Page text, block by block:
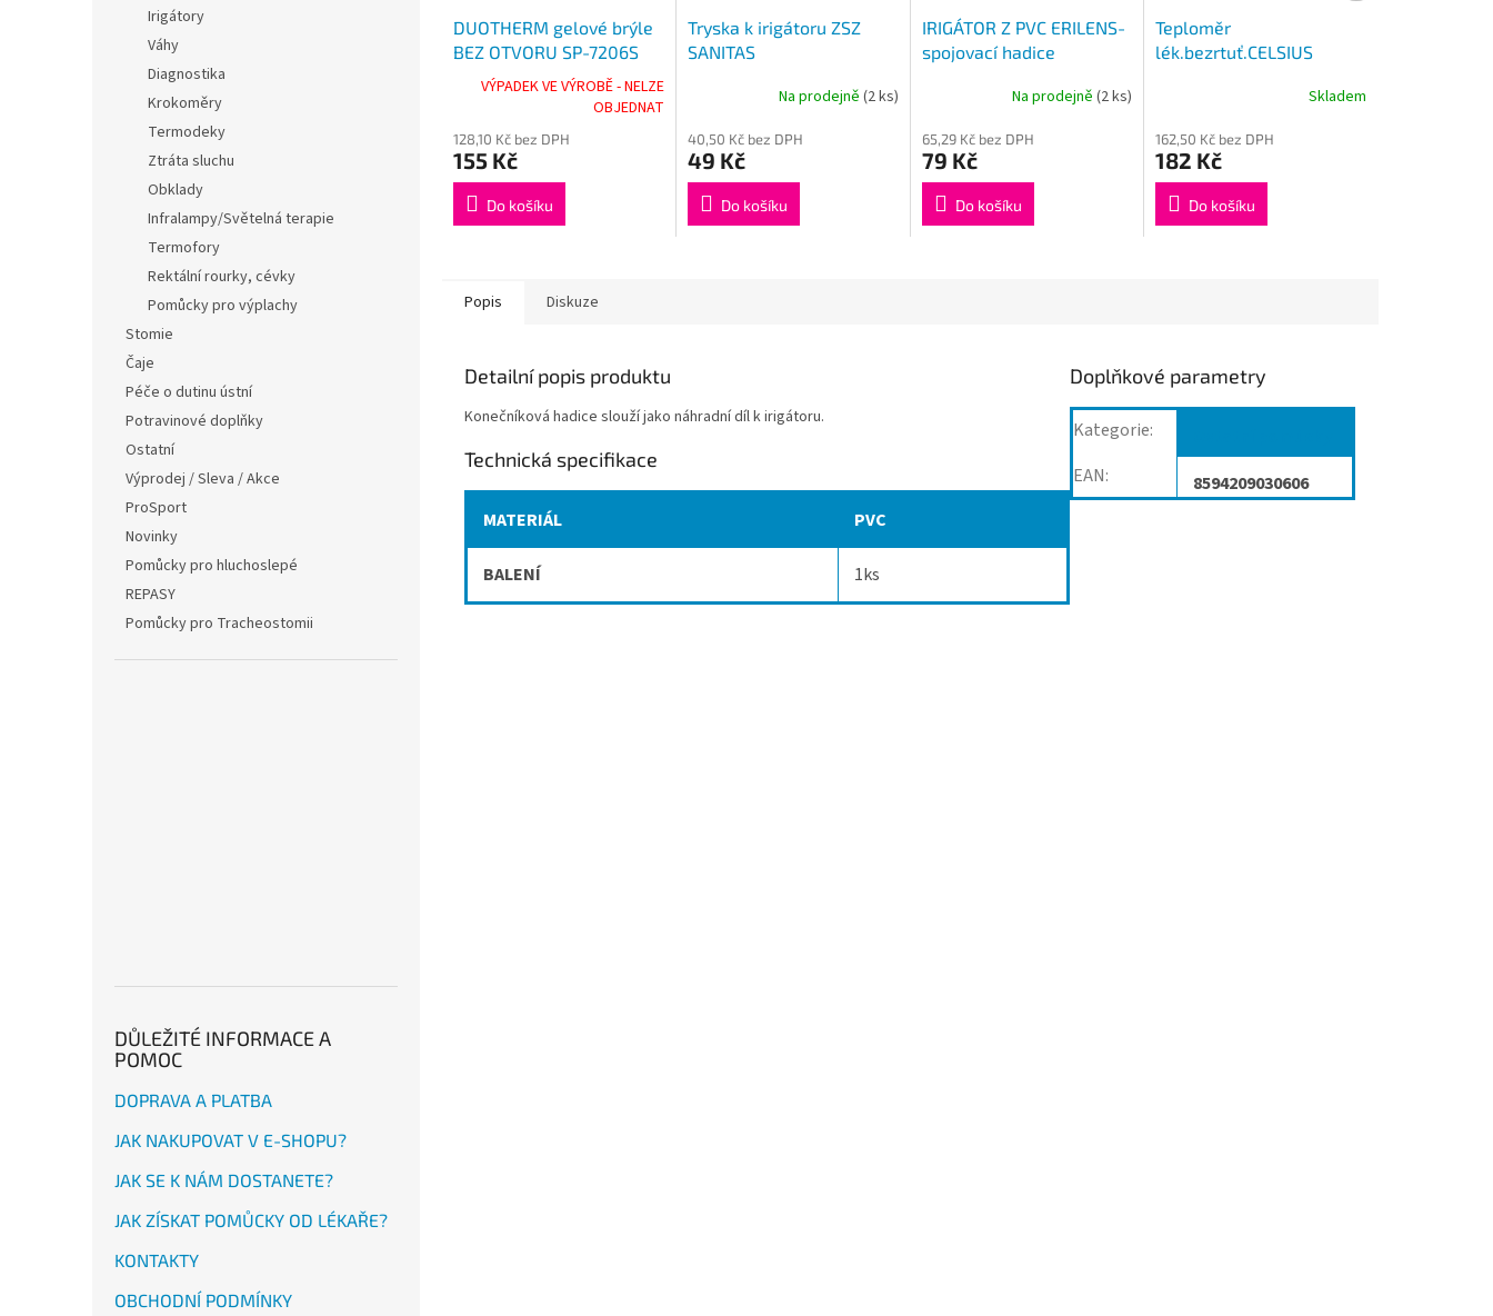
Irigátory
Váhy
Diagnostika
Krokoměry
Termodeky
Ztráta sluchu
Obklady
Infralampy/Světelná terapie
Termofory
Rektální rourky, cévky
Pomůcky pro výplachy
Stomie
Čaje
Péče o dutinu ústní
Potravinové doplňky
Ostatní
Výprodej / Sleva / Akce
ProSport
Novinky
Pomůcky pro hluchoslepé
REPASY
Pomůcky pro Tracheostomii
DŮLEŽITÉ INFORMACE A
POMOC
DOPRAVA A PLATBA
JAK NAKUPOVAT V E-SHOPU?
JAK SE K NÁM DOSTANETE?
JAK ZÍSKAT POMŮCKY OD LÉKAŘE?
KONTAKTY
OBCHODNÍ PODMÍNKY
DUOTHERM gelové brýle
BEZ OTVORU SP-7206S
VÝPADEK VE VÝROBĚ - NELZE
OBJEDNAT
128,10 Kč bez DPH
155 Kč
Do košíku
Tryska k irigátoru ZSZ
SANITAS
Na prodejně (2 ks)
40,50 Kč bez DPH
49 Kč
Do košíku
IRIGÁTOR Z PVC ERILENS-
spojovací hadice
Na prodejně(2 ks)
65,29 Kč bez DPH
79 Kč
Do košíku
Teploměr
lék.bezrtuť.CELSIUS
Skladem
162,50 Kč bez DPH
182 Kč
Do košíku
Popis Diskuze
Detailní popis produktu
Konečníková hadice slouží jako náhradní díl k irigátoru.
Technická specifikace
MATERIÁL PVC
BALENÍ 1ks
Doplňkové parametry
Kategorie:
EAN: 8594209030606